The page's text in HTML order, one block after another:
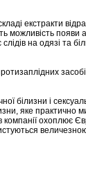
екстракти
можливість появи
на одязі та
білизни і
яке практично
охоплює